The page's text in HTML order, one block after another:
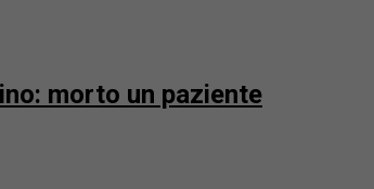
morto un paziente